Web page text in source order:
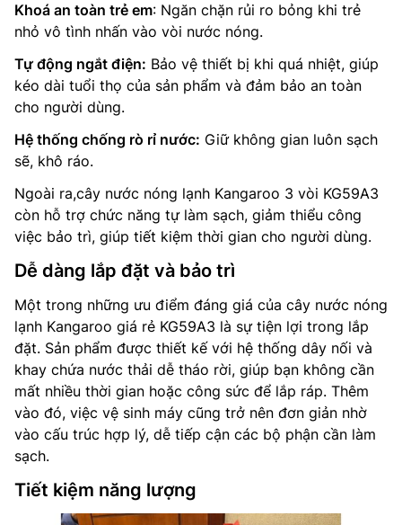
Khoá an toàn trẻ em: Ngăn chặn rủi ro bỏng khi trẻ
nhỏ vô tình nhấn vào vòi nước nóng.
Tự động ngắt điện: Bảo vệ thiết bị khi quá nhiệt, giúp
kéo dài tuổi thọ của sản phẩm và đảm bảo an toàn
cho người dùng.
Hệ thống chống rò rỉ nước: Giữ không gian luôn sạch
sẽ, khô ráo.
Ngoài ra,cây nước nóng lạnh Kangaroo 3 vòi KG59A3
còn hỗ trợ chức năng tự làm sạch, giảm thiểu công
việc bảo trì, giúp tiết kiệm thời gian cho người dùng.
Dễ dàng lắp đặt và bảo trì
Một trong những ưu điểm đáng giá của cây nước nóng
lạnh Kangaroo giá rẻ KG59A3 là sự tiện lợi trong lắp
đặt. Sản phẩm được thiết kế với hệ thống dây nối và
khay chứa nước thải dễ tháo rời, giúp bạn không cần
mất nhiều thời gian hoặc công sức để lắp ráp. Thêm
vào đó, việc vệ sinh máy cũng trở nên đơn giản nhờ
vào cấu trúc hợp lý, dễ tiếp cận các bộ phận cần làm
sạch.
Tiết kiệm năng lượng